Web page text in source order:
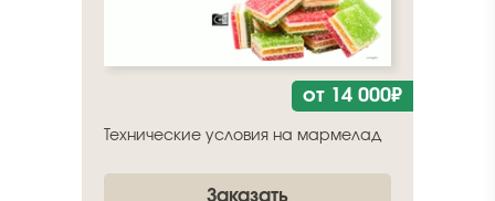
от 14 000₽
Технические условия на мармелад
Заказать